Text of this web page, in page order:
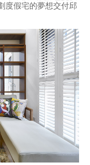
度假宅的夢想交付邱